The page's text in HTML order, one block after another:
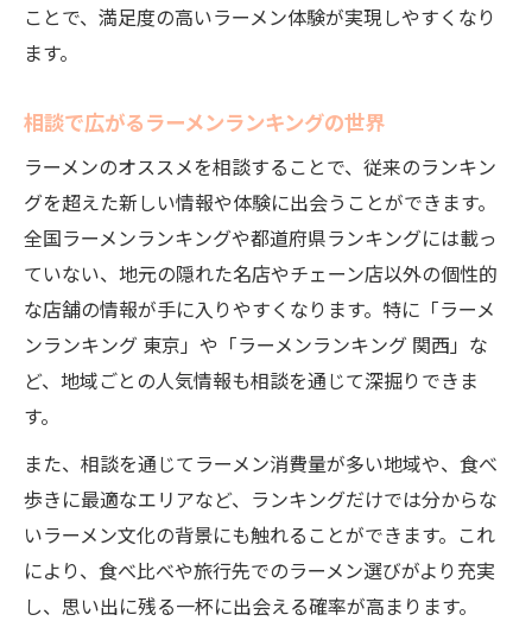
ことで、満足度の高いラーメン体験が実現しやすくなり
ます。
相談で広がるラーメンランキングの世界
ラーメンのオススメを相談することで、従来のランキン
グを超えた新しい情報や体験に出会うことができます。
全国ラーメンランキングや都道府県ランキングには載っ
ていない、地元の隠れた名店やチェーン店以外の個性的
な店舗の情報が手に入りやすくなります。特に「ラーメ
ンランキング 東京」や「ラーメンランキング 関西」な
ど、地域ごとの人気情報も相談を通じて深掘りできま
す。
また、相談を通じてラーメン消費量が多い地域や、食べ
歩きに最適なエリアなど、ランキングだけでは分からな
いラーメン文化の背景にも触れることができます。これ
により、食べ比べや旅行先でのラーメン選びがより充実
し、思い出に残る一杯に出会える確率が高まります。